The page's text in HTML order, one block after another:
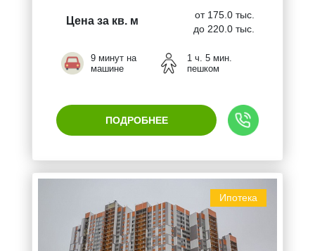
Цена за кв. м
от 175.0 тыс.
до 220.0 тыс.
9 минут на
машине
1 ч. 5 мин.
пешком
ПОДРОБНЕЕ
Ипотека